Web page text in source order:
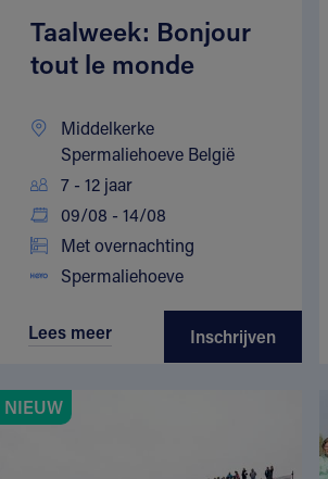
Taalweek: Bonjour
tout le monde
Middelkerke
Spermaliehoeve België
7 - 12 jaar
09/08 - 14/08
Met overnachting
Spermaliehoeve
Lees meer Inschrijven
NIEUW